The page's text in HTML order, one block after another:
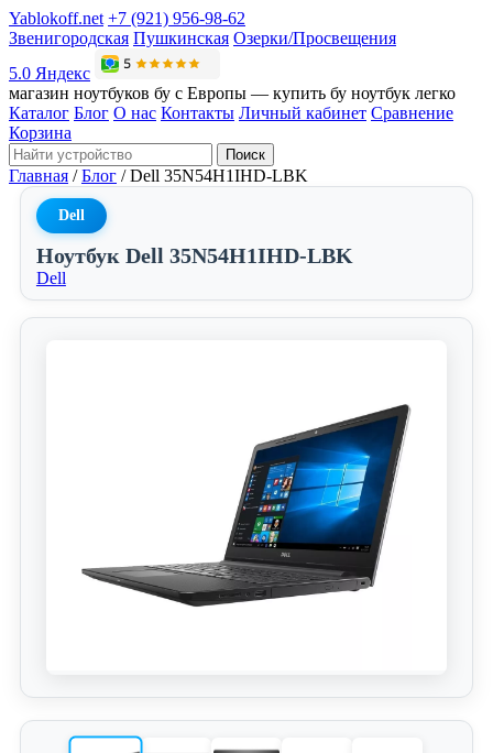
Yablokoff.net +7 (921) 956-98-62
Звенигородская Пушкинская Озерки/Просвещения
5.0 Яндекс
магазин ноутбуков бу с Европы — купить бу ноутбук легко
Каталог Блог О нас Контакты Личный кабинет Сравнение
Корзина
Поиск
Главная / Блог / Dell 35N54H1IHD-LBK
Dell
Ноутбук Dell 35N54H1IHD-LBK
Dell